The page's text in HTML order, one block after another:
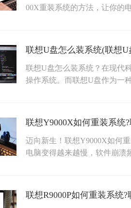
00X重装系统的方法，让你的
联想U盘怎么装系统(联想
联想U盘怎么装系统？在现代
操作系统。而联想U盘作为一
联想Y9000X如何重装系统
迈向新生！联想Y9000X如何
电脑变得越来越慢，软件崩
联想R9000P如何重装系统